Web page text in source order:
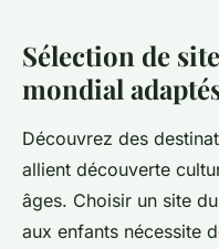
Sélection de
mondial
Découvrez des
allient découverte
âges. Choisir un site
aux enfants nécessite